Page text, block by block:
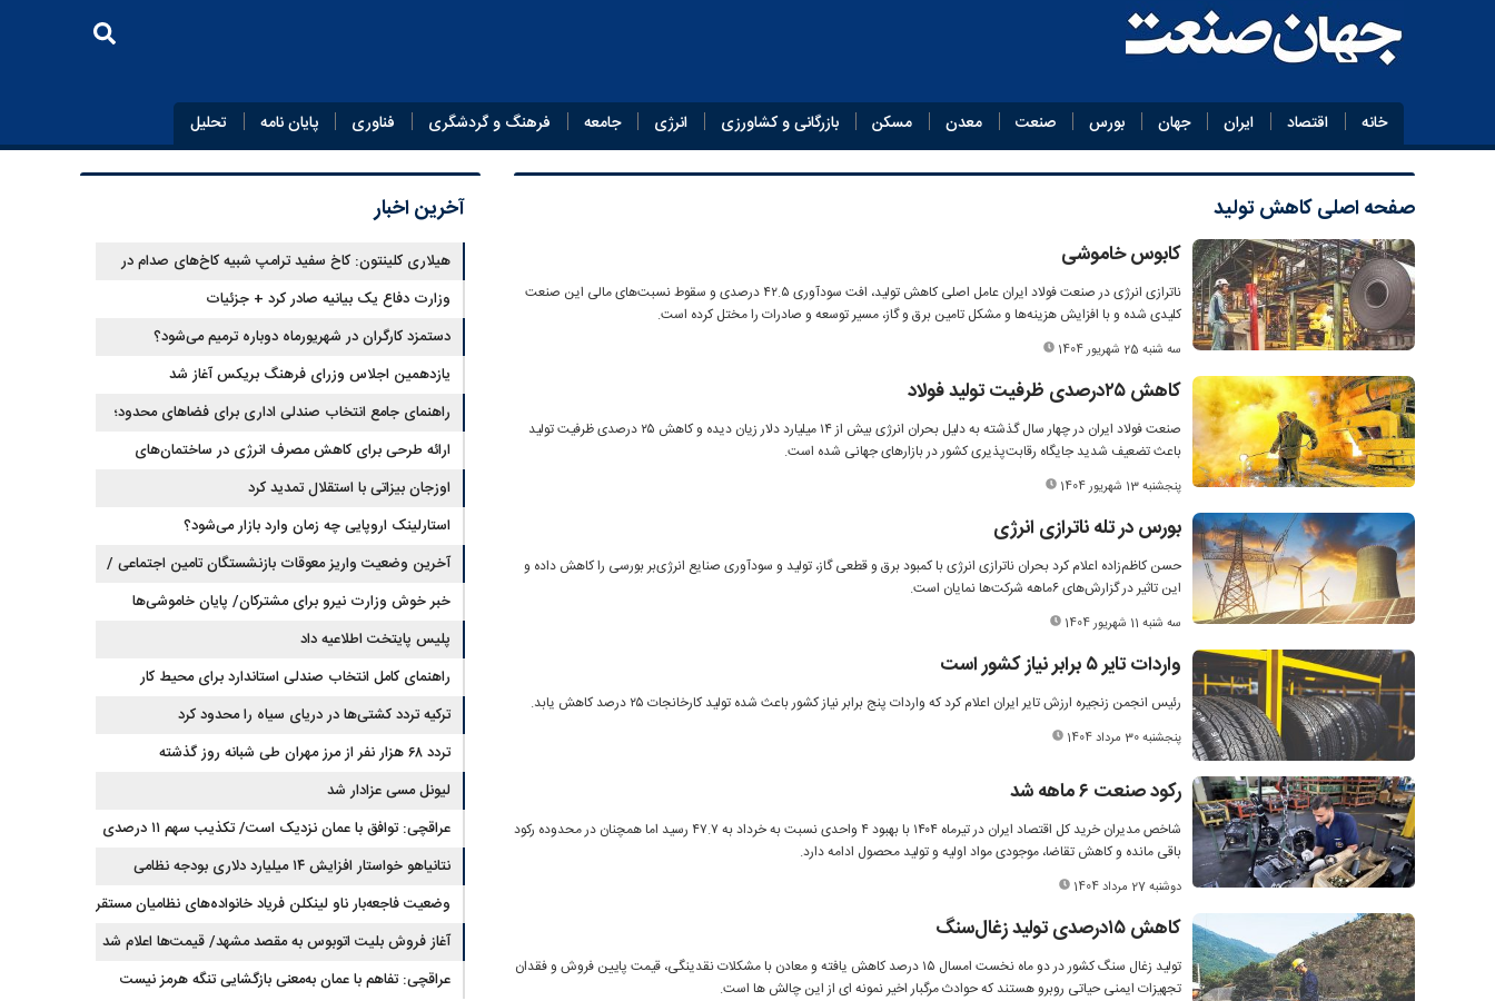
خانه اقتصاد ایران جهان بورس صنعت معدن مسکن بازرگانی و کشاورزی انرژی جامعه فرهنگ و گردشگری فناوری پایان‌ نامه تحلیل
صفحه اصلیکاهش تولید
کابوس خاموشی
ناترازی انرژی در صنعت فولاد ایران عامل اصلی کاهش تولید، افت سودآوری ۴۲.۵ درصدی و سقوط نسبت‌های مالی این صنعت
کلیدی شده و با افزایش هزینه‌ها و مشکل تامین برق و گاز، مسیر توسعه و صادرات را مختل کرده است.
سه شنبه 25 شهریور 1404
کاهش ۲۵‌درصدی ظرفیت تولید فولاد
صنعت فولاد ایران در چهار سال گذشته به دلیل بحران انرژی بیش از ۱۴ میلیارد دلار زیان دیده و کاهش ۲۵ درصدی ظرفیت تولید
باعث تضعیف شدید جایگاه رقابت‌پذیری کشور در بازارهای جهانی شده است.
پنجشنبه 13 شهریور 1404
بورس در تله ناترازی انرژی
حسن کاظم‌زاده اعلام کرد بحران ناترازی انرژی با کمبود برق و قطعی گاز، تولید و سودآوری صنایع انرژی‌بر بورسی را کاهش داده و
این تاثیر در گزارش‌های ۶ماهه شرکت‌ها نمایان است.
سه شنبه 11 شهریور 1404
واردات تایر ۵ برابر نیاز کشور است
رئیس انجمن زنجیره ارزش تایر ایران اعلام کرد که واردات پنج برابر نیاز کشور باعث شده تولید کارخانجات ۲۵ درصد کاهش یابد.
پنجشنبه 30 مرداد 1404
رکود صنعت ۶ ماهه شد
شاخص مدیران خرید کل اقتصاد ایران در تیرماه ۱۴۰۴ با بهبود ۴ واحدی نسبت به خرداد به ۴۷.۷ رسید اما همچنان در محدوده رکود
باقی مانده و کاهش تقاضا، موجودی مواد اولیه و تولید محصول ادامه دارد.
دوشنبه 27 مرداد 1404
کاهش ۱۵‌درصدی تولید زغال‌سنگ
تولید زغال سنگ کشور در دو ماه نخست امسال ۱۵ درصد کاهش یافته و معادن با مشکلات نقدینگی، قیمت پایین فروش و فقدان
تجهیزات ایمنی حیاتی روبرو هستند که حوادث مرگبار اخیر نمونه ای از این چالش ها است.
آخرین اخبار
هیلاری کلینتون: کاخ سفید ترامپ شبیه کاخ‌های صدام در
زمان سقوط است
وزارت دفاع یک بیانیه صادر کرد + جزئیات
دستمزد کارگران در شهریورماه دوباره ترمیم می‌شود؟
یازدهمین اجلاس وزرای فرهنگ بریکس آغاز شد
راهنمای جامع انتخاب صندلی اداری برای فضاهای محدود؛
تلفیق ارگونومی و طراحی
ارائه طرحی برای کاهش مصرف انرژی در ساختمان‌های
مسکونی
اوزجان بیزاتی با استقلال تمدید کرد
استارلینک اروپایی چه زمان وارد بازار می‌شود؟
آخرین وضعیت واریز معوقات بازنشستگان تامین اجتماعی /
رقم مابه‌التفاوت چقدر است؟
خبر خوش وزارت نیرو برای مشترکان/ پایان خاموشی‌ها
نزدیک است؟
پلیس پایتخت اطلاعیه داد
راهنمای کامل انتخاب صندلی استاندارد برای محیط کار
ترکیه تردد کشتی‌ها در دریای سیاه را محدود کرد
تردد ۶۸ هزار نفر از مرز مهران طی شبانه روز گذشته
لیونل مسی عزادار شد
عراقچی: توافق با عمان نزدیک است/ تکذیب سهم ۱۱ درصدی
ایران از خزر
نتانیاهو خواستار افزایش ۱۴ میلیارد دلاری بودجه نظامی
اسرائیل شد
وضعیت فاجعه‌بار ناو لینکلن فریاد خانواده‌های نظامیان مستقر
در دریا را بلند کرد
آغاز فروش بلیت اتوبوس به مقصد مشهد/ قیمت‌ها اعلام شد
عراقچی: تفاهم با عمان به‌معنی بازگشایی تنگه هرمز نیست